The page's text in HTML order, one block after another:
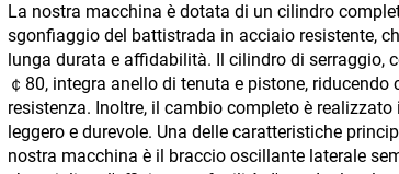
La nostra macchina è dotata di un cilindro
sgonfiaggio del battistrada in acciaio resistente,
lunga durata e affidabilità. Il cilindro di serraggio,
￠80, integra anello di tenuta e pistone, riducendo
resistenza. Inoltre, il cambio completo è
leggero e durevole. Una delle caratteristiche
nostra macchina è il braccio oscillante laterale